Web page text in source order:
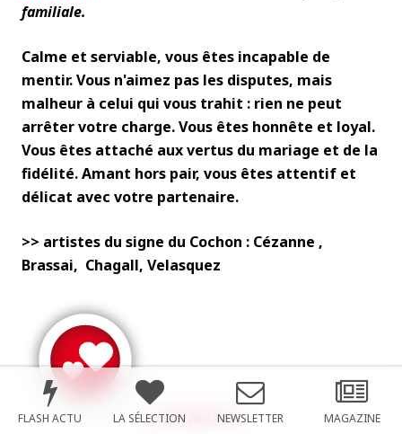
familiale.
Calme et serviable, vous êtes incapable de
mentir. Vous n'aimez pas les disputes, mais
malheur à celui qui vous trahit : rien ne peut
arrêter votre charge. Vous êtes honnête et loyal.
Vous êtes attaché aux vertus du mariage et de la
fidélité. Amant hors pair, vous êtes attentif et
délicat avec votre partenaire.
>> artistes du signe du Cochon : Cézanne ,
Brassai, Chagall, Velasquez
LOVE MATCH
FLASH ACTU LA SÉLECTION NEWSLETTER MAGAZINE